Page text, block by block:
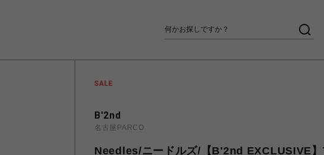
B'2nd
名古屋PARCO
Needles/ニードルズ/【B'2nd EXCLUSIVE